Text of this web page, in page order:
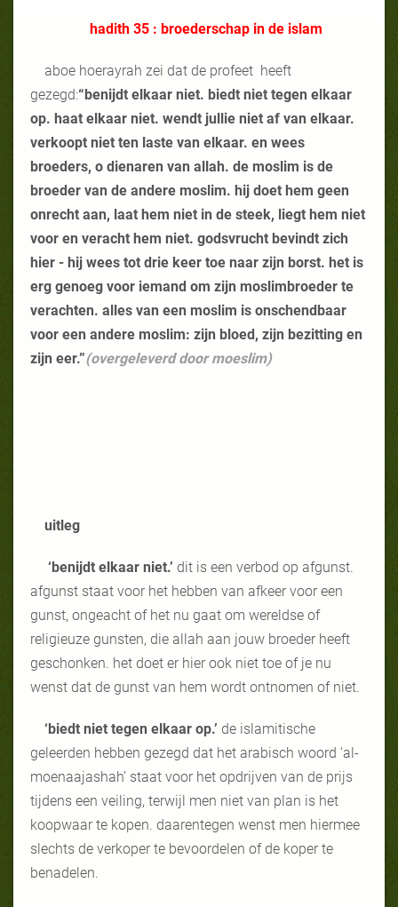
hadith 35 : broederschap in de islam
aboe hoerayrah zei dat de profeet heeft
gezegd:“benijdt elkaar niet. biedt niet tegen elkaar
op. haat elkaar niet. wendt jullie niet af van elkaar.
verkoopt niet ten laste van elkaar. en wees
broeders, o dienaren van allah. de moslim is de
broeder van de andere moslim. hij doet hem geen
onrecht aan, laat hem niet in de steek, liegt hem niet
voor en veracht hem niet. godsvrucht bevindt zich
hier - hij wees tot drie keer toe naar zijn borst. het is
erg genoeg voor iemand om zijn moslimbroeder te
verachten. alles van een moslim is onschendbaar
voor een andere moslim: zijn bloed, zijn bezitting en
zijn eer.”(overgeleverd door moeslim)
uitleg
‘benijdt elkaar niet.’ dit is een verbod op afgunst.
afgunst staat voor het hebben van afkeer voor een
gunst, ongeacht of het nu gaat om wereldse of
religieuze gunsten, die allah aan jouw broeder heeft
geschonken. het doet er hier ook niet toe of je nu
wenst dat de gunst van hem wordt ontnomen of niet.
‘biedt niet tegen elkaar op.’ de islamitische
geleerden hebben gezegd dat het arabisch woord ‘al-
moenaajashah’ staat voor het opdrijven van de prijs
tijdens een veiling, terwijl men niet van plan is het
koopwaar te kopen. daarentegen wenst men hiermee
slechts de verkoper te bevoordelen of de koper te
benadelen.